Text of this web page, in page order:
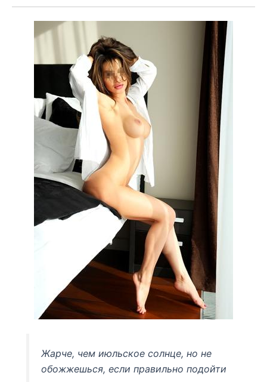
Жарче, чем июльское солнце, но не
обожжешься, если правильно подойти